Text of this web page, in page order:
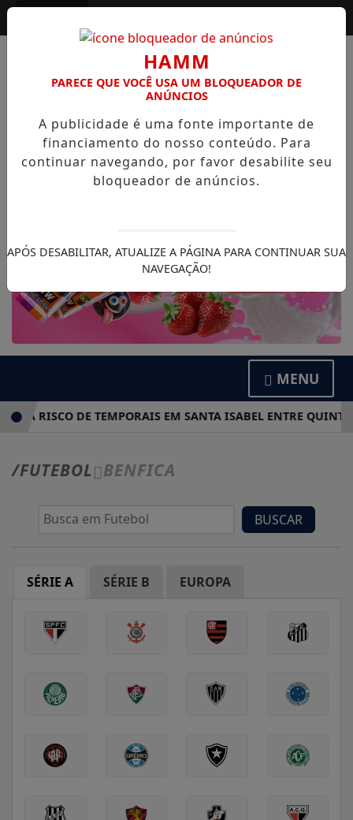
MENU
RISCO DE TEMPORAIS EM SANTA ISABEL ENTRE QUINTA
/FUTEBOL BENFICA
BUSCAR
SÉRIE A SÉRIE B EUROPA
HAMM
PARECE QUE VOCÊ USA UM BLOQUEADOR DE
ANÚNCIOS
A publicidade é uma fonte importante de
financiamento do nosso conteúdo. Para
continuar navegando, por favor desabilite seu
bloqueador de anúncios.
APÓS DESABILITAR, ATUALIZE A PÁGINA PARA CONTINUAR SUA
NAVEGAÇÃO!